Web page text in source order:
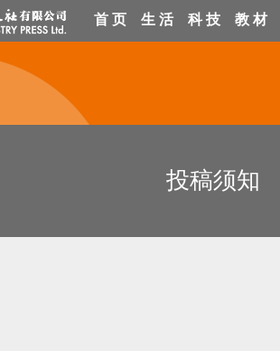
首 页 生 活 科 技 教 材
投稿须知